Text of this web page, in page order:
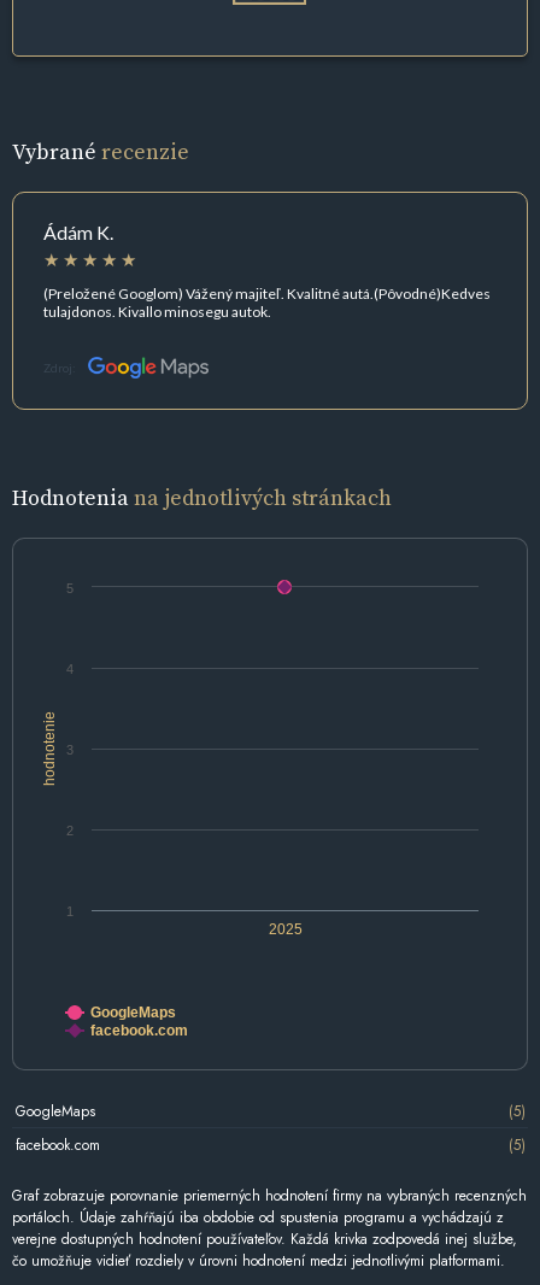
Vybrané recenzie
Ádám K.
(Preložené Googlom) Vážený majiteľ. Kvalitné autá.(Pôvodné)Kedves
tulajdonos. Kivallo minosegu autok.
Zdroj:
Hodnoteniana jednotlivých stránkach
hodnotenie
2025
1
2
3
4
5
GoogleMaps
facebook.com
GoogleMaps
(5)
facebook.com
(5)
Graf zobrazuje porovnanie priemerných hodnotení firmy na vybraných recenzných
portáloch. Údaje zahŕňajú iba obdobie od spustenia programu a vychádzajú z
verejne dostupných hodnotení používateľov. Každá krivka zodpovedá inej službe,
čo umožňuje vidieť rozdiely v úrovni hodnotení medzi jednotlivými platformami.